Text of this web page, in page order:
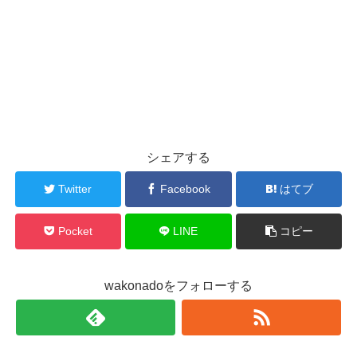
シェアする
Twitter Facebook はてブ
Pocket LINE コピー
wakonadoをフォローする